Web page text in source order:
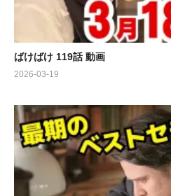
ばけばけ 119話 動画
2026-03-19